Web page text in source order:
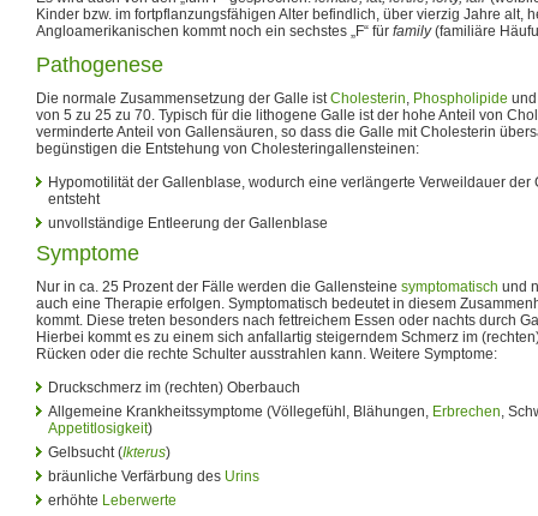
Kinder bzw. im fortpflanzungsfähigen Alter befindlich, über vierzig Jahre alt,
Angloamerikanischen kommt noch ein sechstes „F“ für family(familiäre
Pathogenese
Die normale Zusammensetzung der Galle istCholesterin, Phospholipide
von 5 zu 25 zu 70. Typisch für die lithogene Galle ist der hohe Anteil von
verminderte Anteil von Gallensäuren, so dass die Galle mit Cholesterin
begünstigen die Entstehung von Cholesteringallensteinen:
Hypomotilität der Gallenblase, wodurch eine verlängerte Verweildauer der
entsteht
unvollständige Entleerung der Gallenblase
Symptome
Nur in ca. 25 Prozent der Fälle werden die Gallensteine symptomatisch und
auch eine Therapie erfolgen. Symptomatisch bedeutet in diesem
kommt. Diese treten besonders nach fettreichem Essen oder nachts durch
Hierbei kommt es zu einem sich anfallartig steigerndem Schmerz im
Rücken oder die rechte Schulter ausstrahlen kann. Weitere Symptome:
Druckschmerz im (rechten) Oberbauch
Allgemeine Krankheitssymptome (Völlegefühl, Blähungen, Erbrechen,
Appetitlosigkeit)
Gelbsucht (Ikterus)
bräunliche Verfärbung des Urins
erhöhte Leberwerte